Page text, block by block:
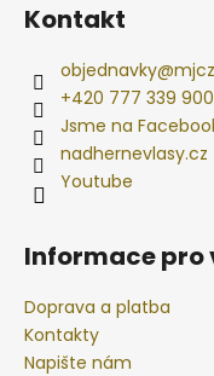
Kontakt
objednavky@
+420 777 339 900
Jsme na
nadhernevlasy.cz
Youtube
Informace pro
Doprava a platba
Kontakty
Napište nám